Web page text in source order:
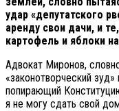
удар «депутатского
аренду свои дачи, и
картофель и яблоки
Адвокат Миронов,
«законотворческий
попирающий
я не могу сдать свой